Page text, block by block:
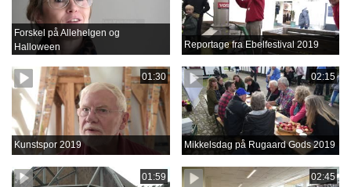
Forskel på Allehelgen og
Halloween
Reportage fra Ebelfestival 2019
01:30
Kunstspor 2019
02:15
Mikkelsdag på Rugaard Gods 2019
01:59 02:45